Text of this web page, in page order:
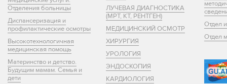
Отделения больницы
Диспансеризация и
профилактические осмотры
Высокотехнологичная
медицинская помощь
Материнство и детство.
Будущим мамам. Семья и
дети
ЛУЧЕВАЯ ДИАГНОСТИКА
(МРТ, КТ, РЕНТГЕН)
МЕДИЦИНСКИЙ ОСМОТР
ХИРУРГИЯ
УРОЛОГИЯ
ЭНДОСКОПИЯ
КАРДИОЛОГИЯ
Отдел
Отдел